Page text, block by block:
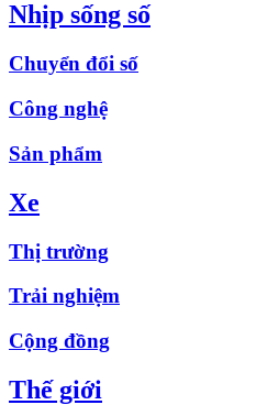
Nhịp sống số
Chuyển đổi số
Công nghệ
Sản phẩm
Xe
Thị trường
Trải nghiệm
Cộng đồng
Thế giới